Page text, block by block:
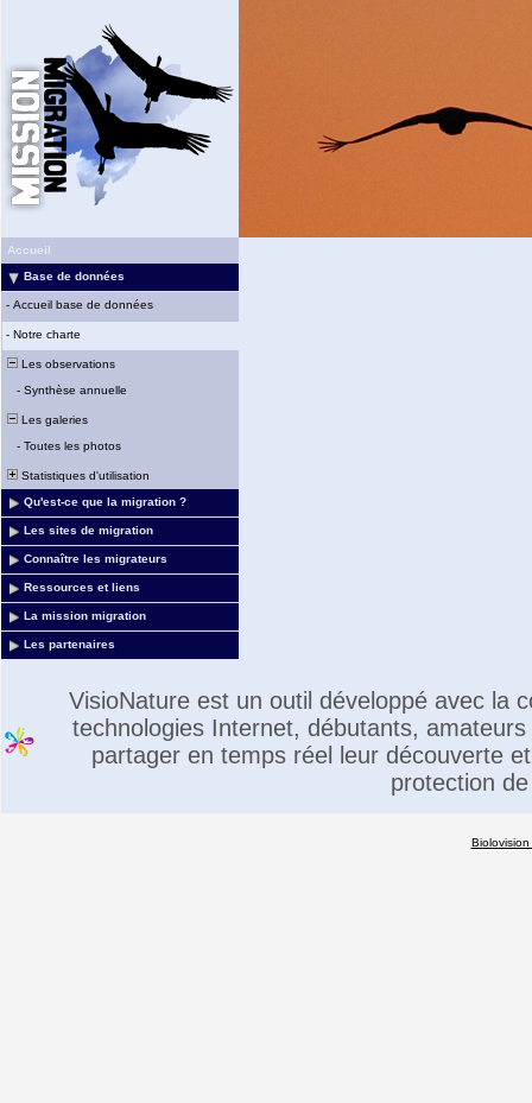
Accueil
Base de données
- Accueil base de données
- Notre charte
Les observations
- Synthèse annuelle
Les galeries
- Toutes les photos
Statistiques d'utilisation
Qu'est-ce que la migration ?
Les sites de migration
Connaître les migrateurs
Ressources et liens
La mission migration
Les partenaires
VisioNature est un outil développé avec la
technologies Internet, débutants,
partager en temps réel leur découverte
protection
Biolovision